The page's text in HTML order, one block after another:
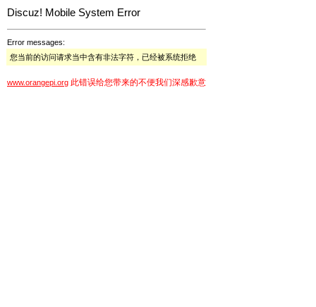
Discuz! Mobile System Error
Error messages:
您当前的访问请求当中含有非法字符，已经被系统拒绝
www.orangepi.org 此错误给您带来的不便我们深感歉意